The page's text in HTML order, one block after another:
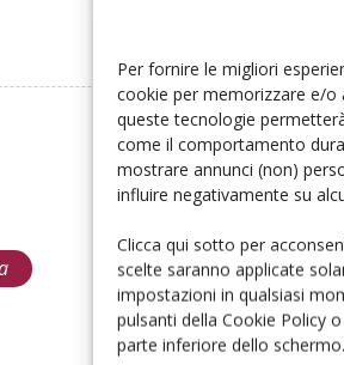
Per fornire le migliori
cookie per memorizzare e/o
queste tecnologie
come il comportamento
mostrare annunci (non)
influire negativamente su
Clicca qui sotto per
scelte saranno applicate
impostazioni in qualsiasi
pulsanti della Cookie Policy
parte inferiore dello schermo.